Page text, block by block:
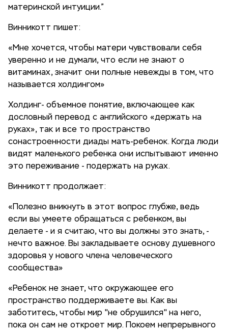
материнской интуиции.”
Винникотт пишет:
«Мне хочется, чтобы матери чувствовали себя
уверенно и не думали, что если не знают о
витаминах, значит они полные невежды в том, что
называется холдингом»
Холдинг- объемное понятие, включающее как
дословный перевод с английского «держать на
руках», так и все то пространство
сонастроенности диады мать-ребенок. Когда люди
видят маленького ребенка они испытывают именно
это переживание - подержать на руках.
Винникотт продолжает:
«Полезно вникнуть в этот вопрос глубже, ведь
если вы умеете обращаться с ребенком, вы
делаете - и я считаю, что вы должны это знать, -
нечто важное. Вы закладываете основу душевного
здоровья у нового члена человеческого
сообщества»
«Ребенок не знает, что окружающее его
пространство поддерживаете вы. Как вы
заботитесь, чтобы мир "не обрушился" на него,
пока он сам не откроет мир. Покоем непрерывного